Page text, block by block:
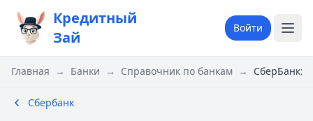
Кредитный
Зай
Войти
Главная → Банки → Справочник по банкам → СберБанк:
Сбербанк